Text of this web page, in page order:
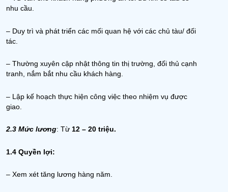
nhu cầu.
– Duy trì và phát triển các mối quan hệ với các chủ tàu/ đối
tác.
– Thường xuyên cập nhật thông tin thị trường, đối thủ cạnh
tranh, nắm bắt nhu cầu khách hàng.
– Lập kế hoạch thực hiện công việc theo nhiệm vụ được
giao.
2.3 Mức lương: Từ 12 – 20 triệu.
1.4 Quyền lợi:
– Xem xét tăng lương hàng năm.